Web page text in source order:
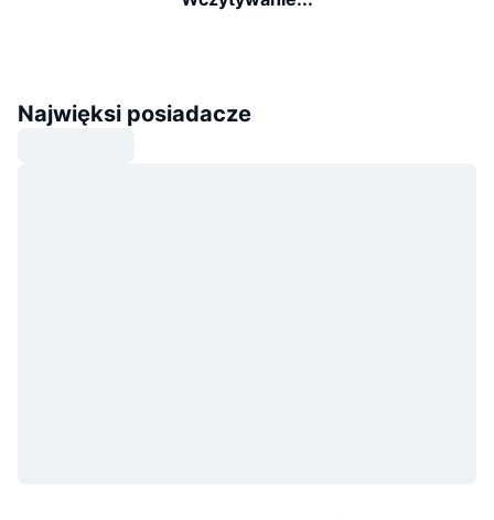
Najwięksi posiadacze